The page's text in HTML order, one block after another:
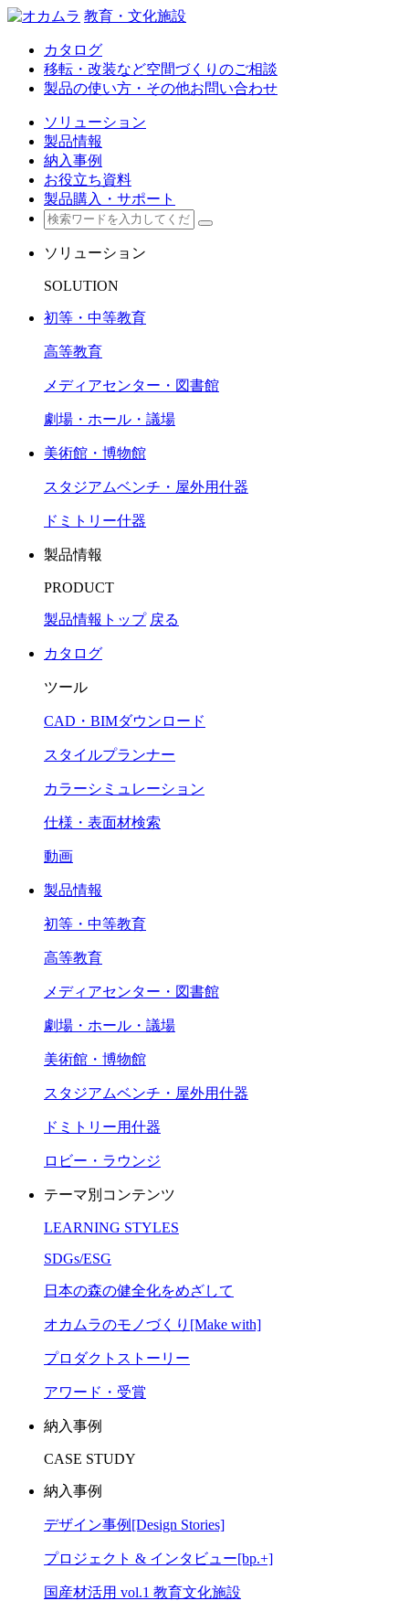
教育・文化施設
カタログ
移転・改装など空間づくりのご相談
製品の使い方・その他お問い合わせ
ソリューション
製品情報
納入事例
お役立ち資料
製品購入・サポート
ソリューション
SOLUTION
初等・中等教育
高等教育
メディアセンター・図書館
劇場・ホール・議場
美術館・博物館
スタジアムベンチ・屋外用什器
ドミトリー什器
製品情報
PRODUCT
製品情報トップ 戻る
カタログ
ツール
CAD・BIMダウンロード
スタイルプランナー
カラーシミュレーション
仕様・表面材検索
動画
製品情報
初等・中等教育
高等教育
メディアセンター・図書館
劇場・ホール・議場
美術館・博物館
スタジアムベンチ・屋外用什器
ドミトリー用什器
ロビー・ラウンジ
テーマ別コンテンツ
LEARNING STYLES
SDGs/ESG
日本の森の健全化をめざして
オカムラのモノづくり[Make with]
プロダクトストーリー
アワード・受賞
納入事例
CASE STUDY
納入事例
デザイン事例[Design Stories]
プロジェクト & インタビュー[bp.+]
国産材活用 vol.1 教育文化施設